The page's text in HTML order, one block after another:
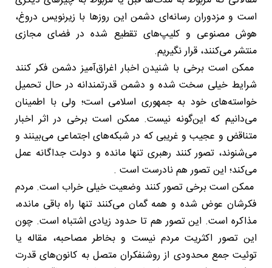
است و مزدوران رسانه‌ای دشمن این روزها با زیرنویس دروغ،
هوش مصنوعی و کلیپ‌های تقطیع شده در فضای مجازی
منتشر می‌کنند، قرار نگیریم.
ممکن است برخی با شنیدن اخبار اغراق‌آمیز دشمن فکر کنند
شرایط خیلی سخت شده و دشمن قدرتمندانه در حال تحمیل
خواسته‌های خود به جمهوری اسلامی است؛ ولی با اطمینان
می‌دانیم که این‌گونه نیست. ممکن است برخی در اثر اخبار
متناقض و عجیب و غریبی که در شبکه‌های اجتماعی می‌بینند و
می‌شنوند، تصور کنند رهبری تنها مانده و دولت جداگانه عمل
می‌کند؛ این تصور هم نادرست است .
ممکن است برخی تصور کنند وضعیت خیلی خراب است. مردم
فکرشان عوض شده و همه گمان می‌کنند تنها راه باقی مانده،
مذاکره است. این تصور هم تا حدود زیادی اشتباه است. چون
این تصور اکثریت مردم نیست و بخاطر مصاحبه، مقاله یا
توئیت جمع محدودی از روشنفکران متصل به کانون‌های قدرت